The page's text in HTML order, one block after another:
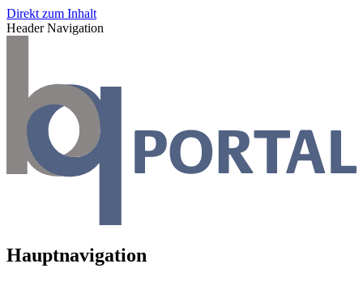
Direkt zum Inhalt
Header Navigation
Hauptnavigation